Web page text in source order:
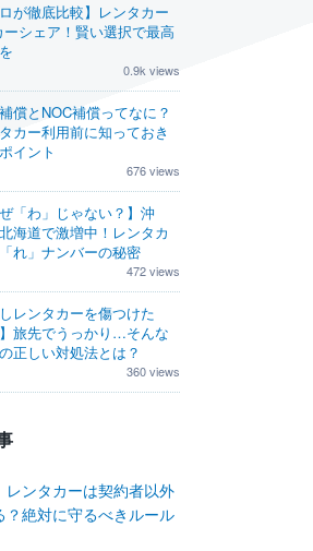
ロが徹底比較】レンタカー
シェア！賢い選択で最高
0.9k views
償とNOC補償ってなに？
カー利用前に知っておき
イント
676 views
ぜ「わ」じゃない？】沖
海道で激増中！レンタカ
れ」ナンバーの秘密
472 views
しレンタカーを傷つけた
旅先でうっかり…そんな
正しい対処法とは？
360 views
レンタカーは契約者以外
？絶対に守るべきルール